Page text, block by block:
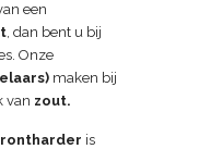
een
, dan bent u bij
Onze
maken bij
van zout.
is